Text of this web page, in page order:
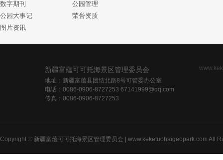
数字期刊
公园大事记
图片资讯
公园管理
荣誉资质
新疆富蕴可可托海景区管理委员会
地址：新疆富蕴县团结北路8号可管委办公室
电话：0086-0906-8727253 67141999@qq.com
传真：0086-0906-8727253
Copyright © 新疆富蕴可可托海景区管理委员会 | www.keketuohaigeopark.com All